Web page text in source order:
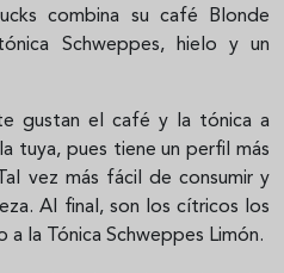
combina su café Blonde
Schweppes, hielo y un
gustan el café y la tónica a
tuya, pues tiene un perfil más
vez más fácil de consumir y
Al final, son los cítricos los
a la Tónica Schweppes Limón.